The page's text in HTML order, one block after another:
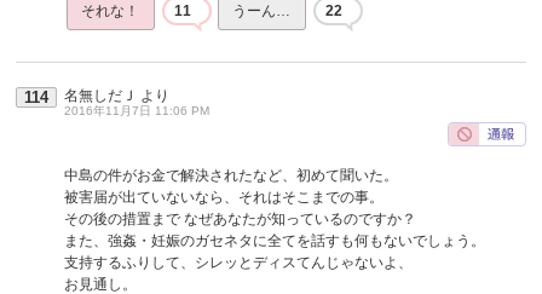
それな！ 11 うーん… 22
114 名無しだＪ より
2016年11月7日 11:06 PM
中島の件がお金で解決されたなど、初めて聞いた。
被害届が出ていないなら、それはそこまでの事。
その後の措置まで なぜあなたが知っているのですか？
また、強姦・妊娠のガセネタに全てを話すも何もないでしょう。
支持するふりして、シレッとディスてんじゃないよ、
お見通し。